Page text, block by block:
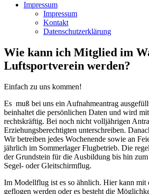
Impressum
Impressum
Kontakt
Datenschutzerklärung
Wie kann ich Mitglied im
Luftsportverein werden?
Einfach zu uns kommen!
Es muß bei uns ein Aufnahmeantrag
beinhaltet die persönlichen Daten und wird
rechtskräftig. Bei noch nicht volljährigen
Erziehungsberechtigten unterschreiben.
Wir betreiben jedes Wochenende sowie an
jährlich im Sommerlager Flugbetrieb. Die
der Grundstein für die Ausbildung bis hin
Segel- oder Gleitschirmflug.
Im Modellflug ist es so ähnlich. Hier kann mit
geflogen werden oder es besteht die